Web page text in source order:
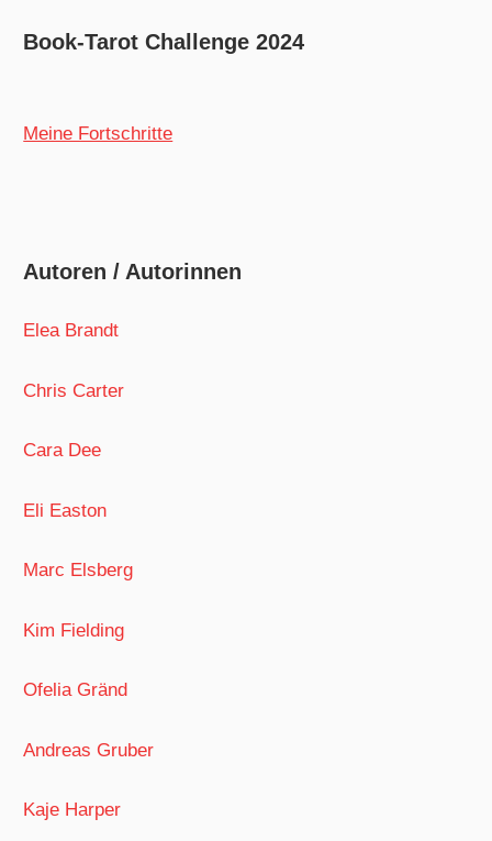
Book-Tarot Challenge 2024
Meine Fortschritte
Autoren / Autorinnen
Elea Brandt
Chris Carter
Cara Dee
Eli Easton
Marc Elsberg
Kim Fielding
Ofelia Gränd
Andreas Gruber
Kaje Harper